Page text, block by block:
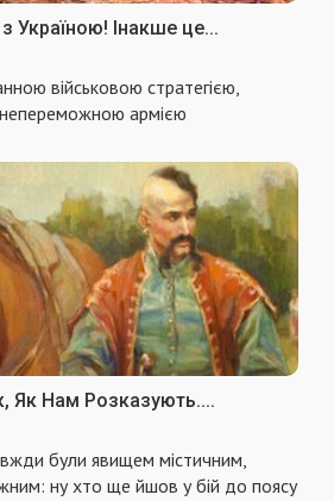
Україною! Інакше це...
військовою стратегією,
армією
Як Нам Розказують....
були явищем містичним,
ну хто ще йшов у бій до поясу